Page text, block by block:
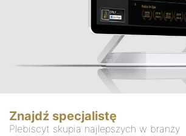
Znajdź specjalistę
Plebiscyt skupia najlepszych w branży